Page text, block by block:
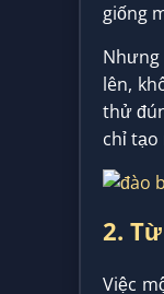
giống
lên,
thử
chỉ
2.
Việc